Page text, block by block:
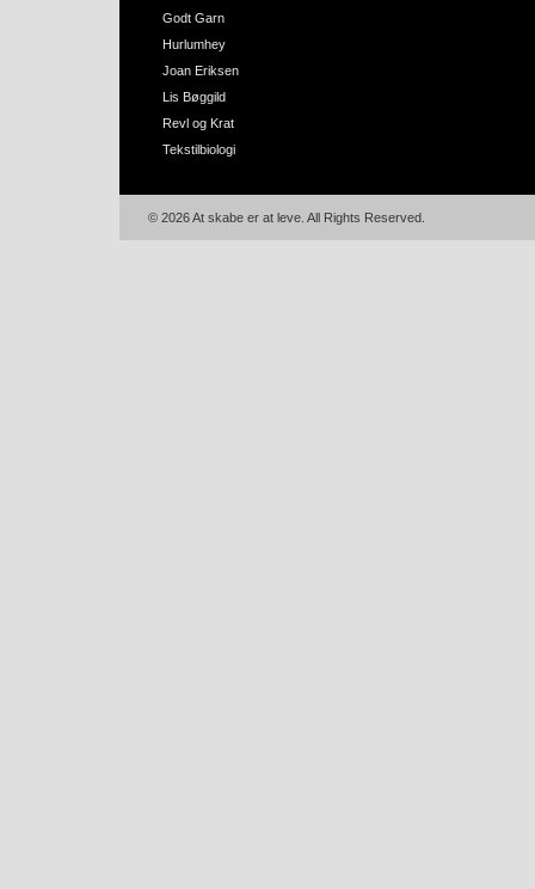
Godt Garn
Hurlumhey
Joan Eriksen
Lis Bøggild
Revl og Krat
Tekstilbiologi
© 2026 At skabe er at leve. All Rights Reserved.